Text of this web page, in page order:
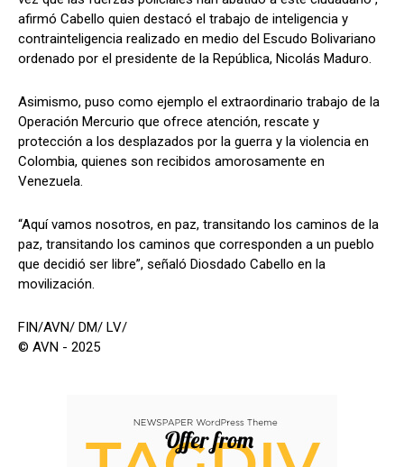
afirmó Cabello quien destacó el trabajo de inteligencia y
contrainteligencia realizado en medio del Escudo Bolivariano
ordenado por el presidente de la República, Nicolás Maduro.
Asimismo, puso como ejemplo el extraordinario trabajo de la
Operación Mercurio que ofrece atención, rescate y
protección a los desplazados por la guerra y la violencia en
Colombia, quienes son recibidos amorosamente en
Venezuela.
“Aquí vamos nosotros, en paz, transitando los caminos de la
paz, transitando los caminos que corresponden a un pueblo
que decidió ser libre”, señaló Diosdado Cabello en la
movilización.
FIN/AVN/ DM/ LV/
© AVN - 2025